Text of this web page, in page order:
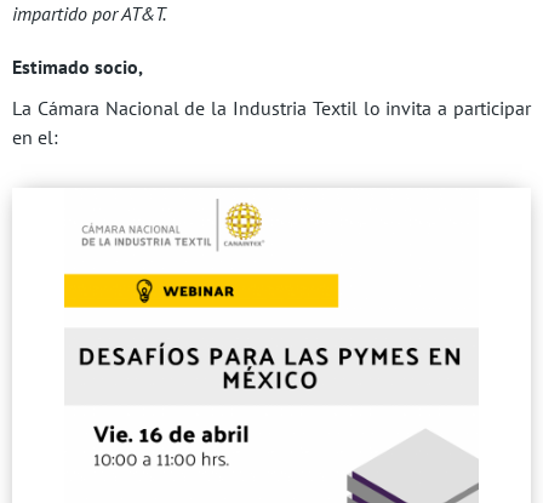
impartido por AT&T.
Estimado socio,
La Cámara Nacional de la Industria Textil lo invita a participar
en el: